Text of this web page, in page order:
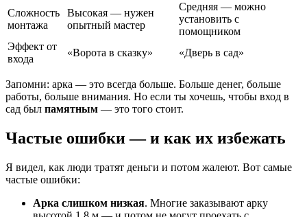
Сложность
монтажа
Высокая — нужен
опытный мастер
Средняя — можно
установить с
помощником
Эффект от
входа
«Ворота в сказку» «Дверь в сад»
Запомни: арка — это всегда больше. Больше денег, больше
работы, больше внимания. Но если ты хочешь, чтобы вход в
сад был памятным — это того стоит.
Частые ошибки — и как их избежать
Я видел, как люди тратят деньги и потом жалеют. Вот самые
частые ошибки:
Арка слишком низкая. Многие заказывают арку